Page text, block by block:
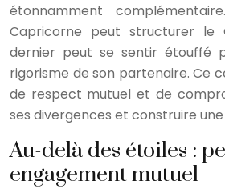
étonnamment
Capricorne peut structurer le
dernier peut se sentir étouffé
rigorisme de son partenaire. Ce
de respect mutuel et de
ses divergences et construire
Au-delà des étoiles :
engagement mutuel